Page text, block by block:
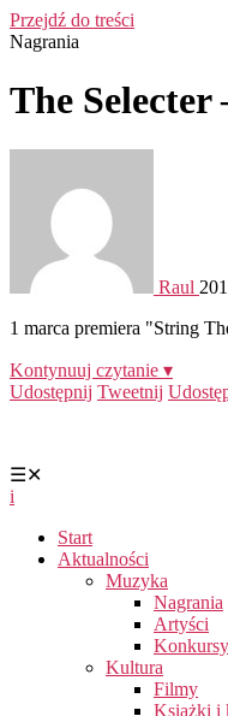
Przejdź do treści
Nagrania
The
Raul
1 marca premiera "String
Kontynuuj czytanie ▾
Udostępnij Tweetnij
☰✕
i
Start
Aktualności
Muzyka
Nagrania
Artyści
Kultura
Filmy
Książki i